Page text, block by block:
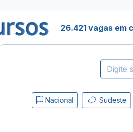
26.421 vagas em
Nacional Sudeste